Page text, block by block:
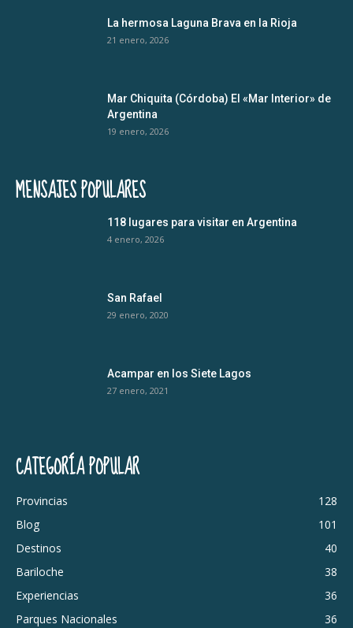
La hermosa Laguna Brava en la Rioja
21 enero, 2026
Mar Chiquita (Córdoba) El «Mar Interior» de
Argentina
19 enero, 2026
MENSAJES POPULARES
118 lugares para visitar en Argentina
4 enero, 2026
San Rafael
29 enero, 2020
Acampar en los Siete Lagos
27 enero, 2021
CATEGORÍA POPULAR
Provincias
128
Blog
101
Destinos
40
Bariloche
38
Experiencias
36
Parques Nacionales
36